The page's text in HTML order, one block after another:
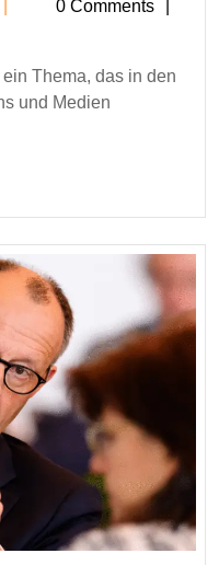
0 Comments
Thema, das in den
und Medien